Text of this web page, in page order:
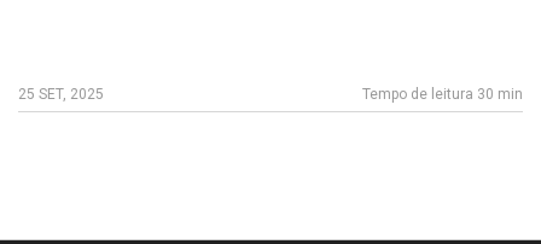
25 SET, 2025 Tempo de leitura 30 min